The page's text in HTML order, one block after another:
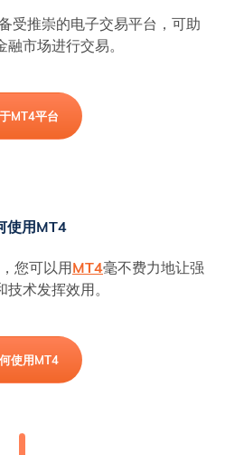
受推崇的电子交易平台，可助
市场进行交易。
MT4平台
使用MT4
您可以用MT4毫不费力地让强
技术发挥效用。
使用MT4